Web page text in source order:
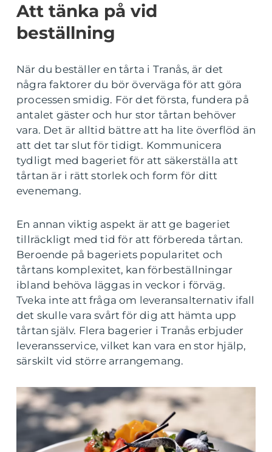
Att tänka på vid
beställning
När du beställer en tårta i Tranås, är det
några faktorer du bör överväga för att göra
processen smidig. För det första, fundera på
antalet gäster och hur stor tårtan behöver
vara. Det är alltid bättre att ha lite överflöd än
att det tar slut för tidigt. Kommunicera
tydligt med bageriet för att säkerställa att
tårtan är i rätt storlek och form för ditt
evenemang.
En annan viktig aspekt är att ge bageriet
tillräckligt med tid för att förbereda tårtan.
Beroende på bageriets popularitet och
tårtans komplexitet, kan förbeställningar
ibland behöva läggas in veckor i förväg.
Tveka inte att fråga om leveransalternativ ifall
det skulle vara svårt för dig att hämta upp
tårtan själv. Flera bagerier i Tranås erbjuder
leveransservice, vilket kan vara en stor hjälp,
särskilt vid större arrangemang.